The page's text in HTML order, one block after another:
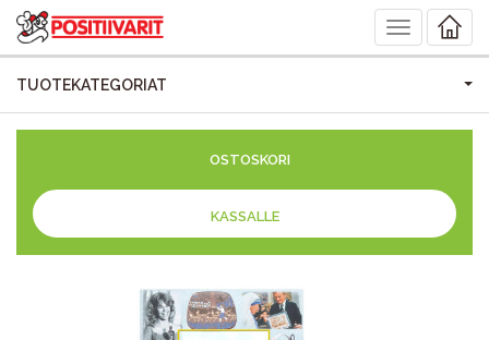
Toggle
navigation
TUOTEKATEGORIAT
OSTOSKORI
KASSALLE